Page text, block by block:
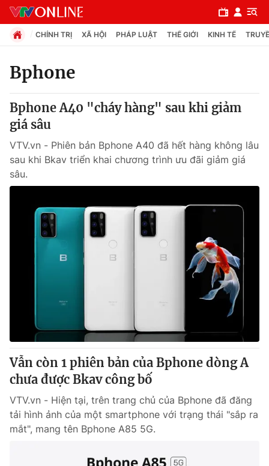
Chuyên mục
Chính trị
Xã hội
Pháp luật
Thế giới
Thế giới đó đây
Câu chuyện quốc tế
Tài chính
Thị trường
Góc doanh nghiệp
Dữ liệu và đời sống
Truyền hình
Hậu trường
Nhân vật
Giải trí
Điện ảnh
Đời sống
CHÍNH TRỊ XÃ HỘI PHÁP LUẬT THẾ GIỚI KINH TẾ
Bphone
Bphone A40 "cháy hàng" sau khi giảm
giá sâu
VTV.vn - Phiên bản Bphone A40 đã hết hàng không lâu
sau khi Bkav triển khai chương trình ưu đãi giảm giá
sâu.
Vẫn còn 1 phiên bản của Bphone dòng A
chưa được Bkav công bố
VTV.vn - Hiện tại, trên trang chủ của Bphone đã đăng
tải hình ảnh của một smartphone với trạng thái "sắp ra
mắt", mang tên Bphone A85 5G.